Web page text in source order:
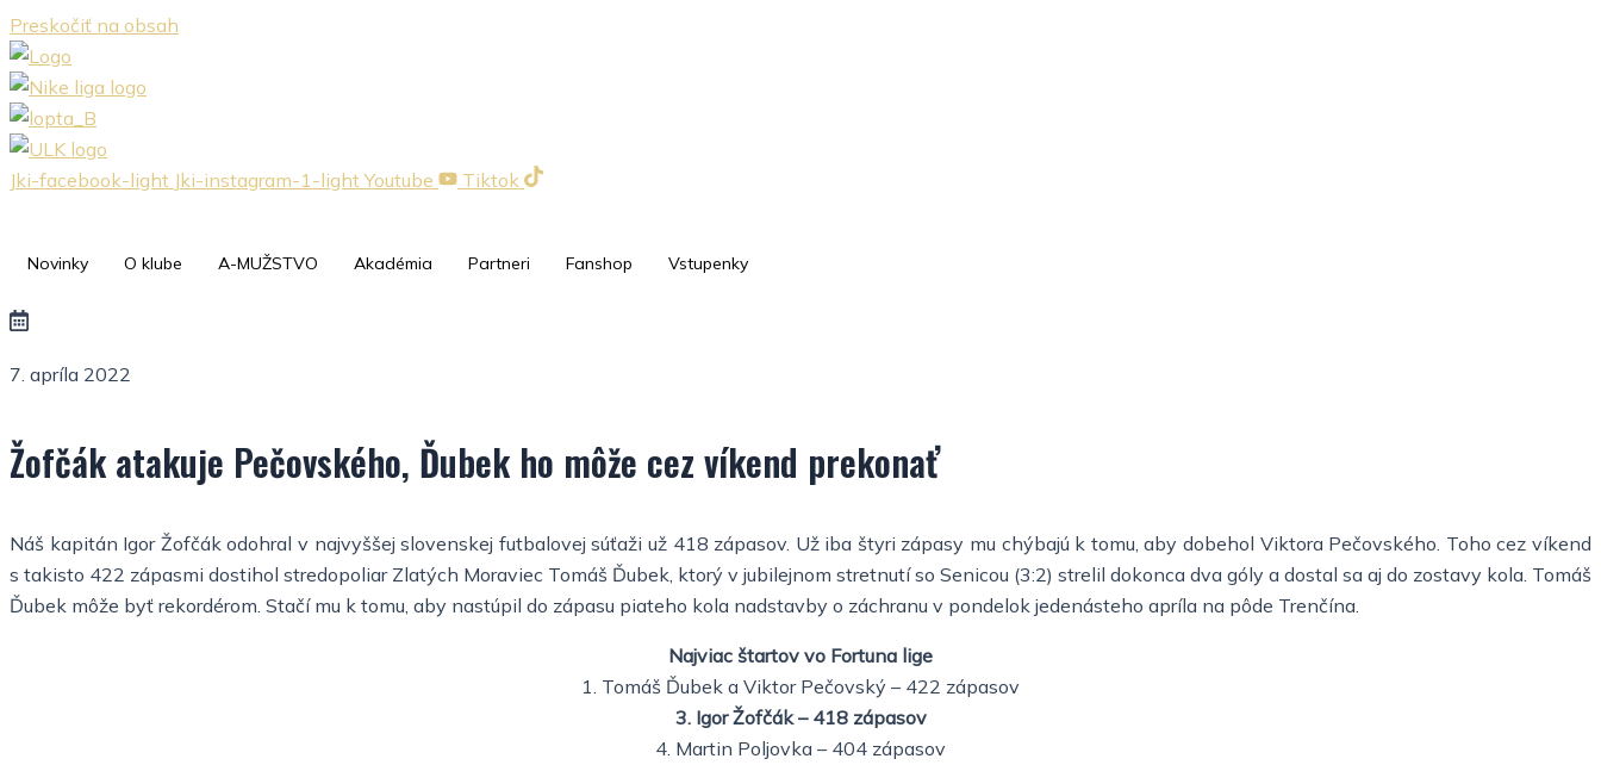
Preskočiť na obsah
Jki-facebook-light Jki-instagram-1-light Youtube Tiktok
Novinky O klube A-MUŽSTVO Akadémia Partneri Fanshop Vstupenky
7. apríla 2022
Žofčák atakuje Pečovského, Ďubek ho môže cez víkend prekonať
Náš kapitán Igor Žofčák odohral v najvyššej slovenskej futbalovej súťaži už 418 zápasov. Už iba štyri zápasy mu chýbajú k tomu, aby dobehol Viktora Pečovského. Toho cez víkend
s takisto 422 zápasmi dostihol stredopoliar Zlatých Moraviec Tomáš Ďubek, ktorý v jubilejnom stretnutí so Senicou (3:2) strelil dokonca dva góly a dostal sa aj do zostavy kola. Tomáš
Ďubek môže byť rekordérom. Stačí mu k tomu, aby nastúpil do zápasu piateho kola nadstavby o záchranu v pondelok jedenásteho apríla na pôde Trenčína.
Najviac štartov vo Fortuna lige
1. Tomáš Ďubek a Viktor Pečovský – 422 zápasov
3. Igor Žofčák – 418 zápasov
4. Martin Poljovka – 404 zápasov